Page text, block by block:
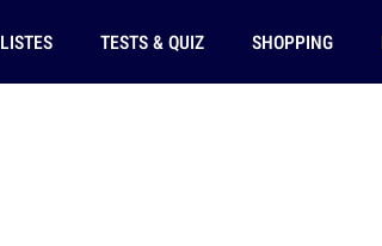
LISTES TESTS & QUIZ SHOPPING